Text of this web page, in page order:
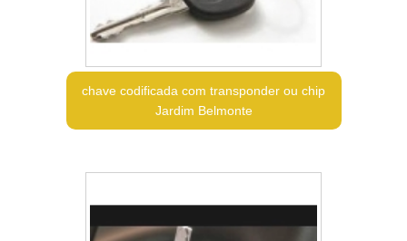
chave codificada com transponder ou chip
Jardim Belmonte